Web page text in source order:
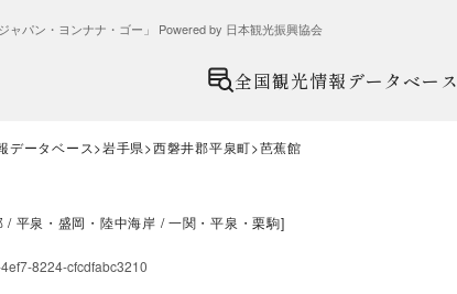
ャパン・ヨンナナ・ゴー」 Powered by 日本観光振興協会
全国観光情報データベース
データベース 岩手県 西磐井郡平泉町 芭蕉館
平泉・盛岡・陸中海岸 一関・平泉・栗駒]
8224-cfcdfabc3210